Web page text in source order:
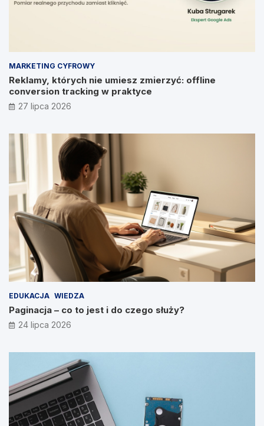
MARKETING CYFROWY
Reklamy, których nie umiesz zmierzyć: offline
conversion tracking w praktyce
27 lipca 2026
EDUKACJA WIEDZA
Paginacja – co to jest i do czego służy?
24 lipca 2026